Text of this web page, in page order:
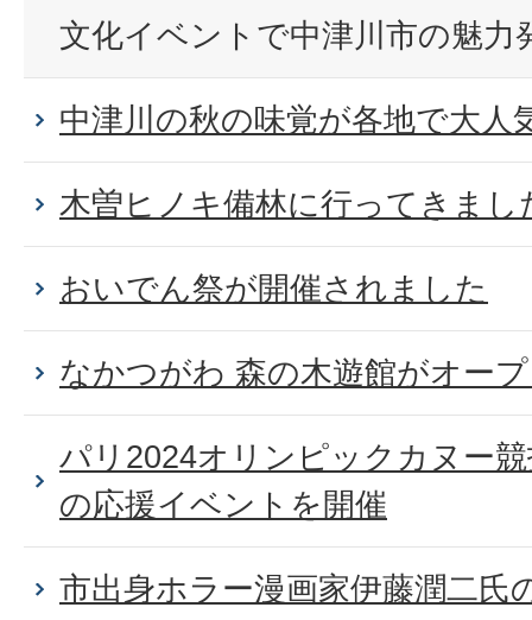
文化イベントで中津川市の魅力
中津川の秋の味覚が各地で大人
木曽ヒノキ備林に行ってきまし
おいでん祭が開催されました
なかつがわ 森の木遊館がオー
パリ2024オリンピックカヌー
の応援イベントを開催
市出身ホラー漫画家伊藤潤二氏